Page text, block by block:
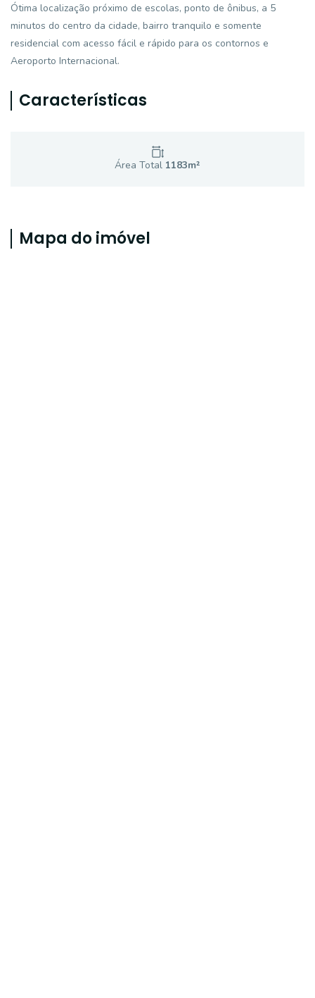
Ótima localização próximo de escolas, ponto de ônibus, a 5
minutos do centro da cidade, bairro tranquilo e somente
residencial com acesso fácil e rápido para os contornos e
Aeroporto Internacional.
Características
Área Total 1183m²
Mapa do imóvel